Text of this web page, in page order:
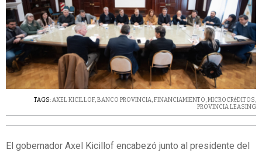
TAGS:AXEL KICILLOF,BANCO PROVINCIA,FINANCIAMIENTO,MICROCRéDITOS,
PROVINCIA LEASING
El gobernador Axel Kicillof encabezó junto al presidente del